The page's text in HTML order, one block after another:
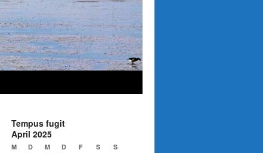
Tempus fugit
April 2025
M D M D F S S